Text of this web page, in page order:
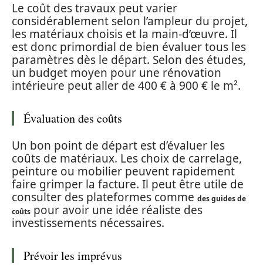
Le coût des travaux peut varier
considérablement selon l’ampleur du projet,
les matériaux choisis et la main-d’œuvre. Il
est donc primordial de bien évaluer tous les
paramètres dès le départ. Selon des études,
un budget moyen pour une rénovation
intérieure peut aller de 400 € à 900 € le m².
Évaluation des coûts
Un bon point de départ est d’évaluer les
coûts de matériaux. Les choix de carrelage,
peinture ou mobilier peuvent rapidement
faire grimper la facture. Il peut être utile de
consulter des plateformes comme des guides de
coûts pour avoir une idée réaliste des
investissements nécessaires.
Prévoir les imprévus